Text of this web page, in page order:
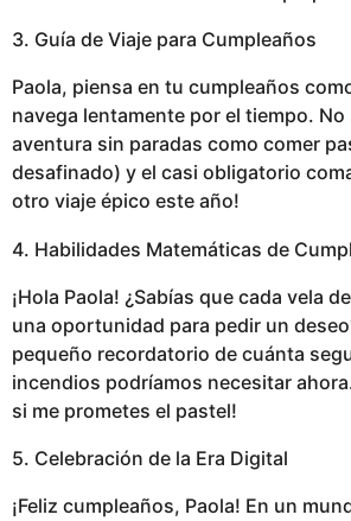
3. Guía de Viaje para Cumpleaños
Paola, piensa en tu cumpleaños
navega lentamente por el tiempo. No
aventura sin paradas como comer
desafinado) y el casi obligatorio
otro viaje épico este año!
4. Habilidades Matemáticas de
¡Hola Paola! ¿Sabías que cada vela
una oportunidad para pedir un
pequeño recordatorio de cuánta
incendios podríamos necesitar
si me prometes el pastel!
5. Celebración de la Era Digital
¡Feliz cumpleaños, Paola! En un